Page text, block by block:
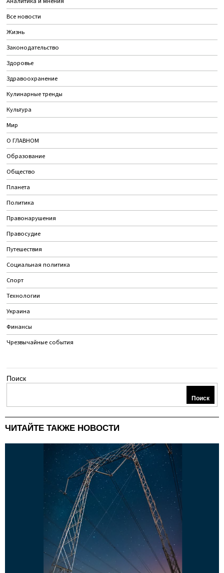
Все новости
Жизнь
Законодательство
Здоровье
Здравоохранение
Кулинарные тренды
Культура
Мир
О ГЛАВНОМ
Образование
Общество
Планета
Политика
Правонарушения
Правосудие
Путешествия
Социальная политика
Спорт
Технологии
Украина
Финансы
Чрезвычайные события
Поиск
Поиск
ЧИТАЙТЕ ТАКЖЕ НОВОСТИ